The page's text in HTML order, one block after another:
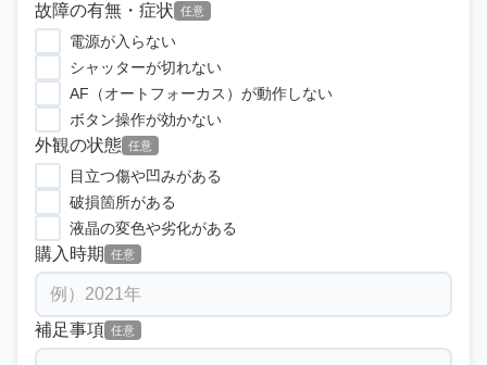
故障の有無・症状 任意
電源が入らない
シャッターが切れない
AF（オートフォーカス）が動作しない
ボタン操作が効かない
外観の状態 任意
目立つ傷や凹みがある
破損箇所がある
液晶の変色や劣化がある
購入時期 任意
補足事項 任意